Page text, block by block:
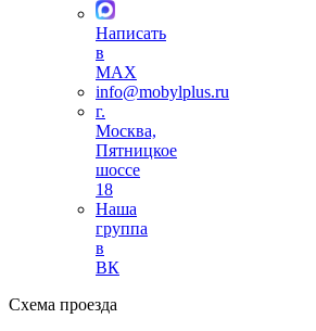
Написать
в
MAX
info@mobylplus.ru
г.
Москва,
Пятницкое
шоссе
18
Наша
группа
в
ВК
Схема проезда